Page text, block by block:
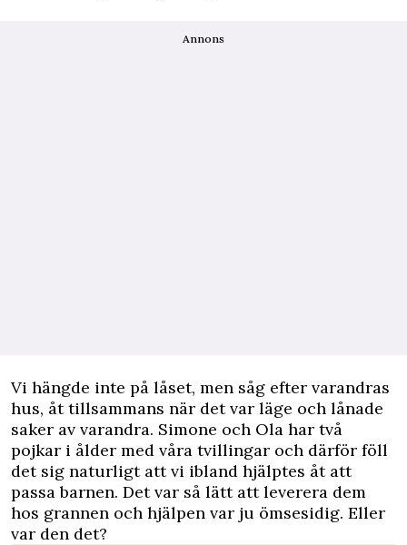
Annons
Vi hängde inte på låset, men såg efter varandras
hus, åt tillsammans när det var läge och lånade
saker av varandra. Simone och Ola har två
pojkar i ålder med våra tvillingar och därför föll
det sig naturligt att vi ibland hjälptes åt att
passa barnen. Det var så lätt att leverera dem
hos grannen och hjälpen var ju ömsesidig. Eller
var den det?